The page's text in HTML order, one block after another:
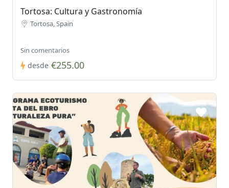
Tortosa: Cultura y Gastronomía
Tortosa, Spain
Sin comentarios
desde €255.00